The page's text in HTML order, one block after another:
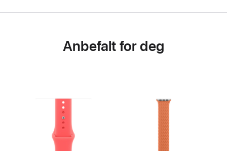
Anbefalt for deg